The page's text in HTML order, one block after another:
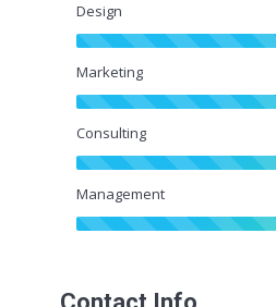
Design
Marketing
Consulting
Management